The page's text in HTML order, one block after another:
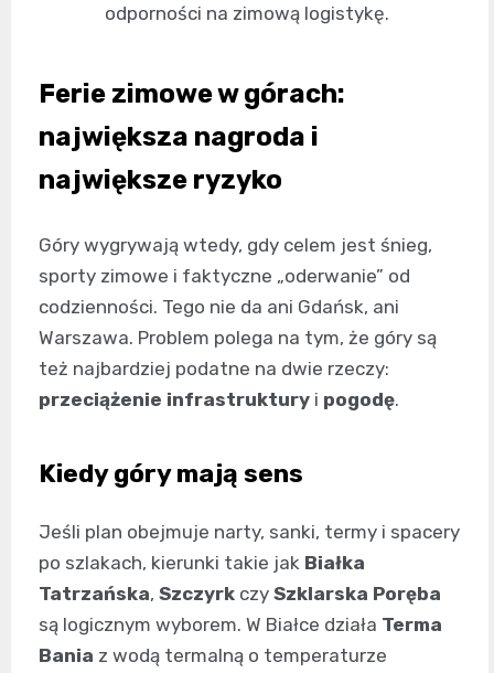
odporności na zimową logistykę.
Ferie zimowew górach:
największa nagroda i
największe ryzyko
Góry wygrywają wtedy, gdy celem jest śnieg,
sporty zimowe i faktyczne „oderwanie” od
codzienności. Tego nie da ani Gdańsk, ani
Warszawa. Problem polega na tym, że góry są
też najbardziej podatne na dwie rzeczy:
przeciążenie infrastruktury i pogodę.
Kiedy góry mają sens
Jeśli plan obejmuje narty, sanki, termy i spacery
po szlakach, kierunki takie jak Białka
Tatrzańska, Szczyrk czy Szklarska Poręba
są logicznym wyborem. W Białce działa Terma
Bania z wodą termalną o temperaturze